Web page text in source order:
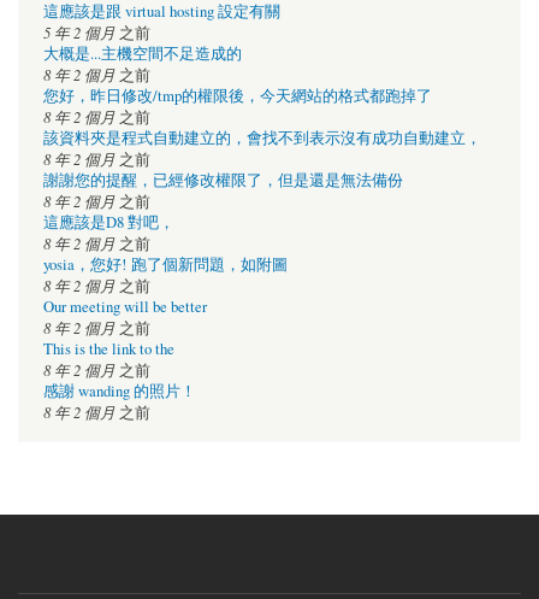
這應該是跟 virtual hosting 設定有關
5 年 2 個月 之前
大概是...主機空間不足造成的
8 年 2 個月 之前
您好，昨日修改/tmp的權限後，今天網站的格式都跑掉了
8 年 2 個月 之前
該資料夾是程式自動建立的，會找不到表示沒有成功自動建立，
8 年 2 個月 之前
謝謝您的提醒，已經修改權限了，但是還是無法備份
8 年 2 個月 之前
這應該是D8 對吧，
8 年 2 個月 之前
yosia，您好! 跑了個新問題，如附圖
8 年 2 個月 之前
Our meeting will be better
8 年 2 個月 之前
This is the link to the
8 年 2 個月 之前
感謝 wanding 的照片！
8 年 2 個月 之前